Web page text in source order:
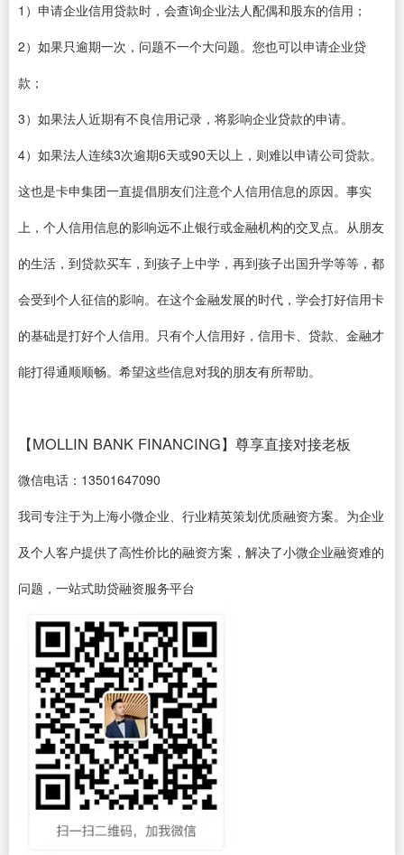
1）申请企业信用贷款时，会查询企业法人配偶和股东的信用；
2）如果只逾期一次，问题不一个大问题。您也可以申请企业贷
款；
3）如果法人近期有不良信用记录，将影响企业贷款的申请。
4）如果法人连续3次逾期6天或90天以上，则难以申请公司贷款。
这也是卡申集团一直提倡朋友们注意个人信用信息的原因。事实
上，个人信用信息的影响远不止银行或金融机构的交叉点。从朋友
的生活，到贷款买车，到孩子上中学，再到孩子出国升学等等，都
会受到个人征信的影响。在这个金融发展的时代，学会打好信用卡
的基础是打好个人信用。只有个人信用好，信用卡、贷款、金融才
能打得通顺顺畅。希望这些信息对我的朋友有所帮助。
【MOLLIN BANK FINANCING】尊享直接对接老板
微信电话：13501647090
我司专注于为上海小微企业、行业精英策划优质融资方案。为企业
及个人客户提供了高性价比的融资方案，解决了小微企业融资难的
问题，一站式助贷融资服务平台